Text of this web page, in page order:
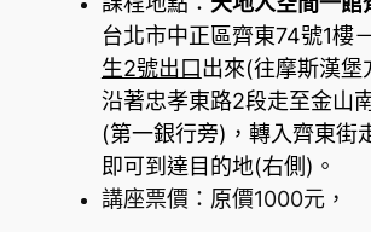
台北市中正區齊東74號1樓
生2號出口出來(往摩斯漢堡
沿著忠孝東路2段走至金山
(第一銀行旁)，轉入齊東街
即可到達目的地(右側)。
講座票價：原價1000元，